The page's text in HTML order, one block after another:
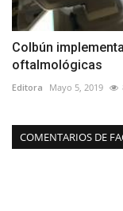
Colbún
oftalmológicas
Editora Mayo 5, 2019
COMENTARIOS DE